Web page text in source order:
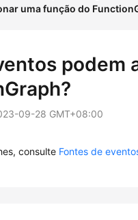
uma função do
podem
09-28 GMT+08:00
consulte Fontes de